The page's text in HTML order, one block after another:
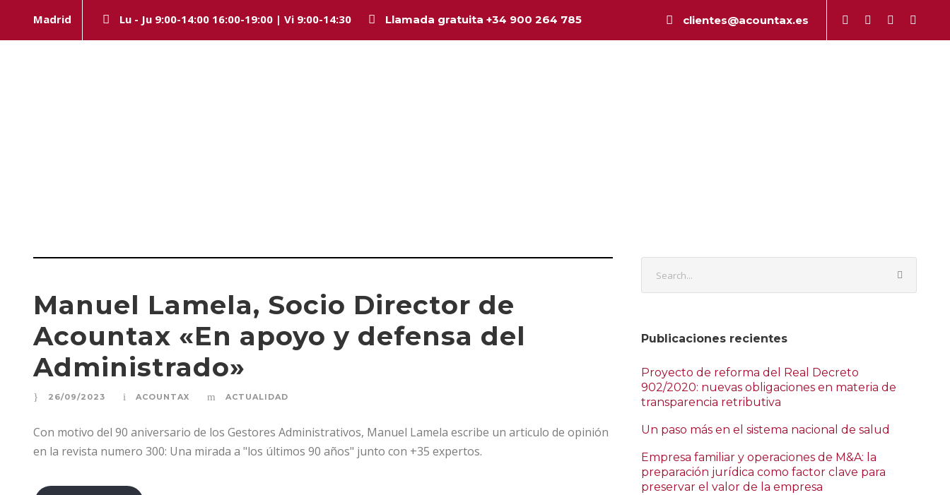
Madrid Lu - Ju 9:00-14:00 16:00-19:00 | Vi 9:00-14:30 Llamada gratuita +34 900 264 785 clientes@acountax.es
Manuel Lamela, Socio Director de
Acountax «En apoyo y defensa del
Administrado»
26/09/2023 ACOUNTAX ACTUALIDAD
Con motivo del 90 aniversario de los Gestores Administrativos, Manuel Lamela escribe un articulo de opinión
en la revista numero 300: Una mirada a "los últimos 90 años" junto con +35 expertos.
Publicaciones recientes
Proyecto de reforma del Real Decreto
902/2020: nuevas obligaciones en materia de
transparencia retributiva
Un paso más en el sistema nacional de salud
Empresa familiar y operaciones de M&A: la
preparación jurídica como factor clave para
preservar el valor de la empresa